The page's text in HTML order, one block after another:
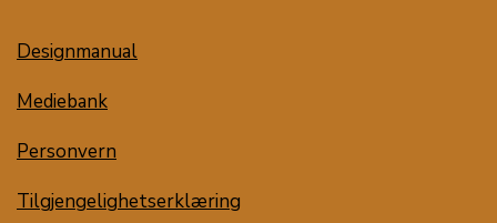
Designmanual
Mediebank
Personvern
Tilgjengelighetserklæring